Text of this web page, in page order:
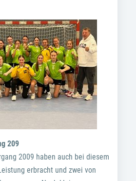
209
2009 haben auch bei diesem
erbracht und zwei von